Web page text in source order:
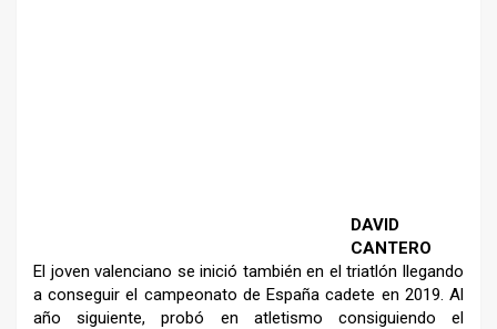
DAVID
CANTERO
El joven valenciano se inició también en el triatlón llegando
aconseguir el campeonato de Españacadete en 2019. Al
año siguiente,probó en atletismo consiguiendo el